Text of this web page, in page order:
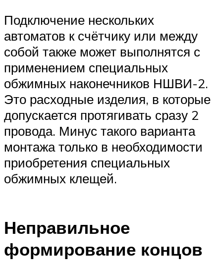
Подключение нескольких
автоматов к счётчику или между
собой также может выполнятся с
применением специальных
обжимных наконечников НШВИ-2.
Это расходные изделия, в которые
допускается протягивать сразу 2
провода. Минус такого варианта
монтажа только в необходимости
приобретения специальных
обжимных клещей.
Неправильное
формирование концов